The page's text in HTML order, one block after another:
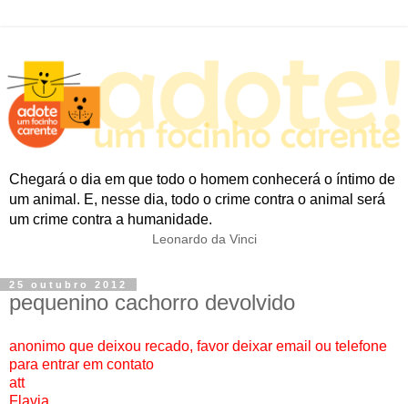
Chegará o dia em que todo o homem conhecerá o íntimo de
um animal. E, nesse dia, todo o crime contra o animal será
um crime contra a humanidade.
Leonardo da Vinci
25 outubro 2012
pequenino cachorro devolvido
anonimo que deixou recado, favor deixar email ou telefone
para entrar em contato
att
Flavia